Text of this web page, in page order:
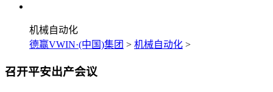
机械自动化
德赢VWIN·(中国)集团 > 机械自动化 >
召开平安出产会议